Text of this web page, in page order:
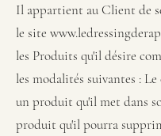
Il appartient au Client de
le site
les Produits qu'il désire
les modalités suivantes :
un produit qu'il met dans
produit qu'il pourra